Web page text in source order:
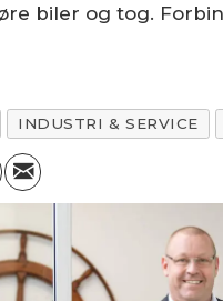
biler og tog.
INDUSTRI & SERVICE